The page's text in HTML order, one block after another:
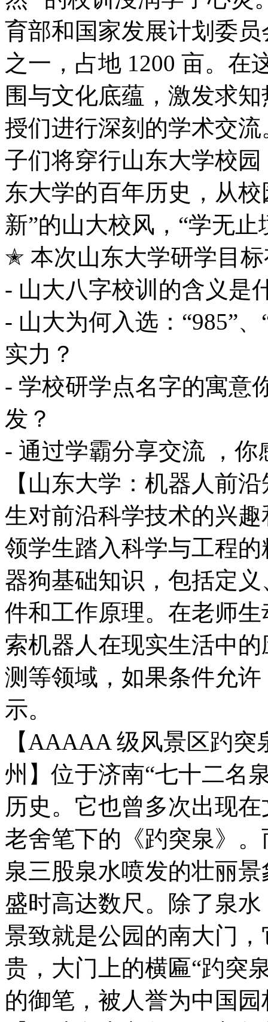
育部和国家发展计划委
之一，占地 1200 亩。在
围与文化底蕴，激发求
授们进行深刻的学术交
子们将穿行山东大学校
东大学的百年历史，从
新”的山大校风，“学无
✭ 本次山东大学研学目
- 山大八字校训的含义是
- 山大为何入选：“985”
实力？
- 学校研学点名字的寓意
发？
- 通过学霸分享交流 ，
【山东大学：机器人前
生对前沿科学技术的兴
领学生踏入科学与工程
器狗基础知识，包括定
件和工作原理。在老师
索机器人在现实生活中
测等领域，如果条件允
示。
【AAAAA 级风景区趵
州】位于济南“七十二名
历史。它也曾多次出现
老舍笔下的《趵突泉》
泉三股泉水喷发的壮丽
盛时高达数尺。除了泉
景致就是公园的南大门
贵，大门上的横匾“趵突
的御笔，被人誉为中国园